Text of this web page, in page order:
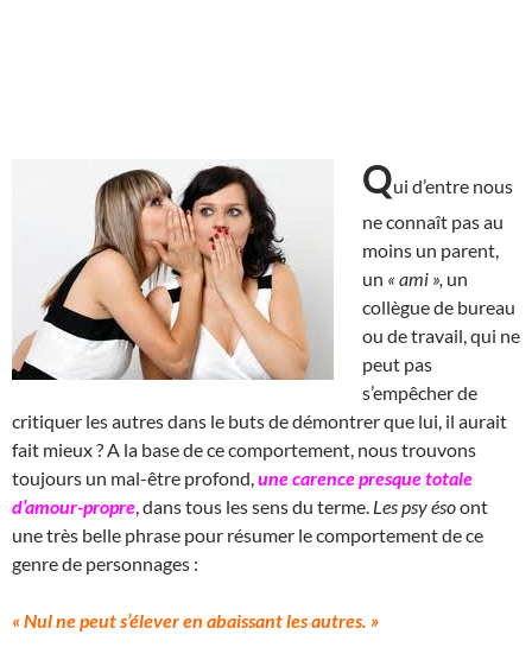
Qui d’entre nous
ne connaît pas au
moins un parent,
un « ami », un
collègue de bureau
ou de travail, qui ne
peut pas
s’empêcher de
critiquer les autres dans le buts de démontrer que lui, il aurait
fait mieux ? A la base de ce comportement, nous trouvons
toujours un mal-être profond, une carence presque totale
d’amour-propre , dans tous les sens du terme. Les psy ésoont
une très belle phrase pour résumer le comportement de ce
genre de personnages :
« Nul ne peut s’élever en abaissant les autres. »